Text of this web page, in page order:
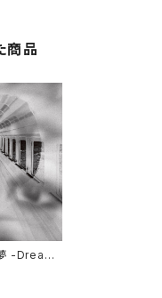
商品
-Dream I